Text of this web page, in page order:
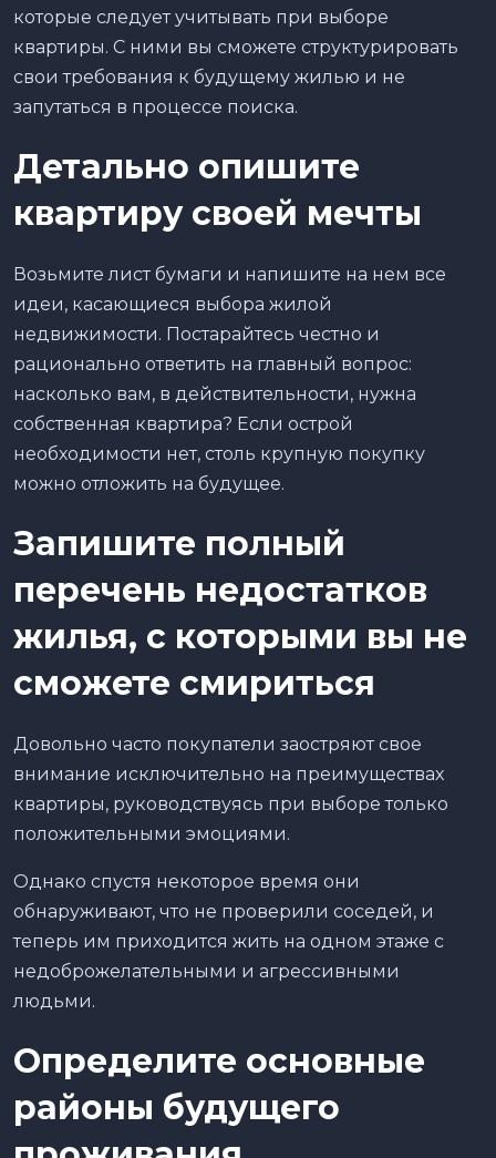
которые следует учитывать при выборе
квартиры. С ними вы сможете структурировать
свои требования к будущему жилью и не
запутаться в процессе поиска.
Детально опишите
квартиру своей мечты
Возьмите лист бумаги и напишите на нем все
идеи, касающиеся выбора жилой
недвижимости. Постарайтесь честно и
рационально ответить на главный вопрос:
насколько вам, в действительности, нужна
собственная квартира? Если острой
необходимости нет, столь крупную покупку
можно отложить на будущее.
Запишите полный
перечень недостатков
жилья, с которыми вы не
сможете смириться
Довольно часто покупатели заостряют свое
внимание исключительно на преимуществах
квартиры, руководствуясь при выборе только
положительными эмоциями.
Однако спустя некоторое время они
обнаруживают, что не проверили соседей, и
теперь им приходится жить на одном этаже с
недоброжелательными и агрессивными
людьми.
Определите основные
районы будущего